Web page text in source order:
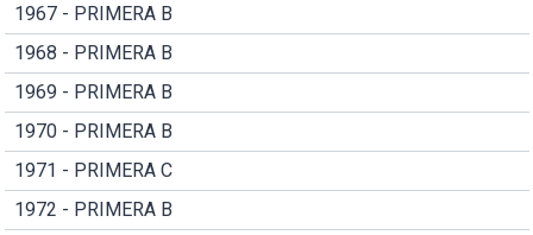
1967 - PRIMERA B
1968 - PRIMERA B
1969 - PRIMERA B
1970 - PRIMERA B
1971 - PRIMERA C
1972 - PRIMERA B